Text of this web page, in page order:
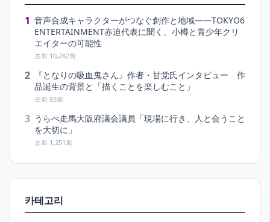
1 音声合成キャラクターがつなぐ創作と地域――TOKYO6
ENTERTAINMENT赤迫代表に聞く、小樽と青少年クリ
エイターの可能性
조회 10,282회
2
『となりの吸血鬼さん』作者・甘党氏インタビュー 作
品誕生の背景と「描くことを楽しむこと」
조회 83회
3 うらべ走馬大阪府議会議員「現場に行き、人と会うこと
を大切に」
조회 1,251회
카테고리